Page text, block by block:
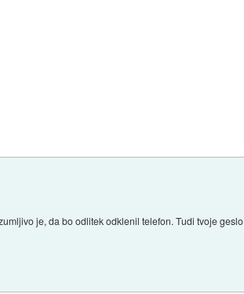
je, da bo odlitek odklenil telefon. Tudi tvoje geslo